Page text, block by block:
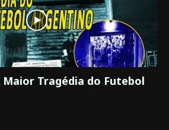
Maior Tragédia do Futebol